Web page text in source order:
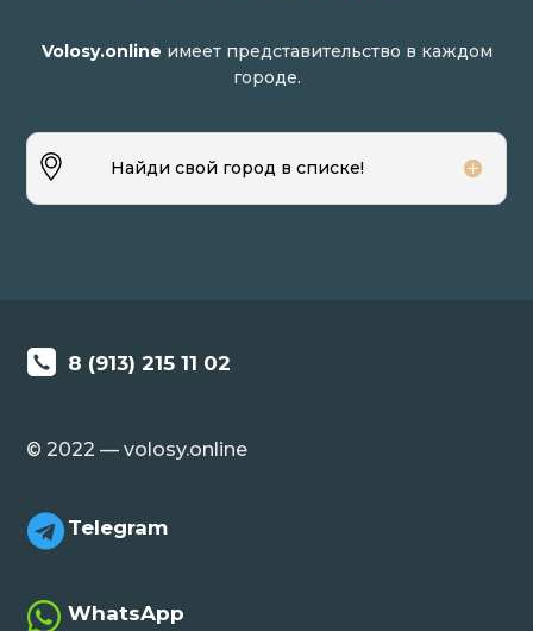
Volosy.online имеет представительство в каждом
городе.
Найди свой город в списке!
8 (913) 215 11 02
© 2022 — volosy.online
 Telegram
 WhatsApp